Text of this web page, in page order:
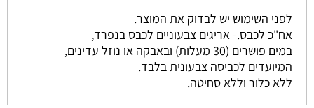
לפני השימוש יש לבדוק את המוצר.
אח"כ לכבס.- אריגים צבעוניים לכבס בנפרד,
במים פושרים (30 מעלות) ובאבקה או נוזל עדינים,
המיועדים לכביסה צבעונית בלבד.
ללא כלור וללא סחיטה.